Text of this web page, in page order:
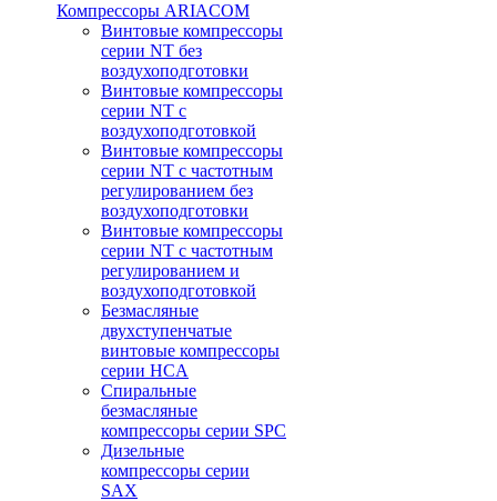
Компрессоры ARIACOM
Винтовые компрессоры
серии NT без
воздухоподготовки
Винтовые компрессоры
серии NT c
воздухоподготовкой
Винтовые компрессоры
серии NT с частотным
регулированием без
воздухоподготовки
Винтовые компрессоры
серии NT с частотным
регулированием и
воздухоподготовкой
Безмасляные
двухступенчатые
винтовые компрессоры
серии HCA
Спиральные
безмасляные
компрессоры серии SPC
Дизельные
компрессоры серии
SAX